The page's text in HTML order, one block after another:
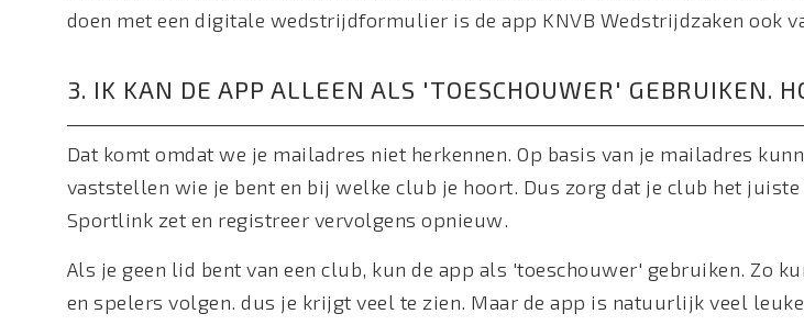
doen met een digitale wedstrijdformulier is de app KNVB Wedstrijdzaken ook
3. IK KAN DE APP ALLEEN ALS 'TOESCHOUWER' GEBRUIKEN.
Dat komt omdat we je mailadres niet herkennen. Op basis van je mailadres
vaststellen wie je bent en bij welke club je hoort. Dus zorg dat je club het
Sportlink zet en registreer vervolgens opnieuw.
Als je geen lid bent van een club, kun de app als 'toeschouwer' gebruiken. Zo
en spelers volgen. dus je krijgt veel te zien. Maar de app is natuurlijk veel